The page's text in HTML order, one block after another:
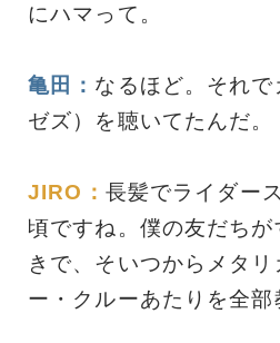
にハマって。
亀田： なるほど。それ
ゼズ）を聴いてたんだ。
JIRO： 長髪でライダー
頃ですね。僕の友だち
きで、そいつからメタ
ー・クルーあたりを全部